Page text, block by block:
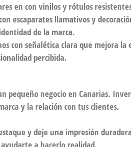
en con vinilos y rótulos
escaparates llamativos y
de la marca.
con señalética clara que mejora la
percibida.
pequeño negocio en Canarias.
y la relación con tus clientes.
y deje una impresión